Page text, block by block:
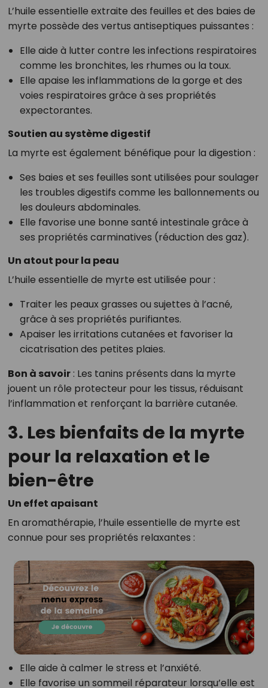
L’huile essentielle extraite des feuilles et des baies de
myrte possède des vertus antiseptiques puissantes :
Elle aide à lutter contre les infections respiratoires
comme les bronchites, les rhumes ou la toux.
Elle apaise les inflammations de la gorge et des
voies respiratoires grâce à ses propriétés
expectorantes.
Soutien au système digestif
La myrte est également bénéfique pour la digestion :
Ses baies et ses feuilles sont utilisées pour soulager
les troubles digestifs comme les ballonnements ou
les douleurs abdominales.
Elle favorise une bonne santé intestinale grâce à
ses propriétés carminatives (réduction des gaz).
Un atout pour la peau
L’huile essentielle de myrte est utilisée pour :
Traiter les peaux grasses ou sujettes à l’acné,
grâce à ses propriétés purifiantes.
Apaiser les irritations cutanées et favoriser la
cicatrisation des petites plaies.
Bon à savoir: Les tanins présents dans la myrte
jouent un rôle protecteur pour les tissus, réduisant
l’inflammation et renforçant la barrière cutanée.
3. Les bienfaits de la myrte
pour la relaxation et le
bien-être
Un effet apaisant
En aromathérapie, l’huile essentielle de myrte est
connue pour ses propriétés relaxantes :
Elle aide à calmer le stress et l’anxiété.
Elle favorise un sommeil réparateur lorsqu’elle est